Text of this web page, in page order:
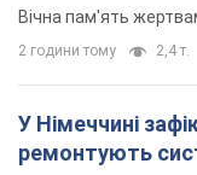
Вічна пам'ять
2 години тому 2,4 т.
У Німеччині
ремонтують